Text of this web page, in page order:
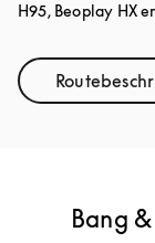
H95, Beoplay HX
Bang